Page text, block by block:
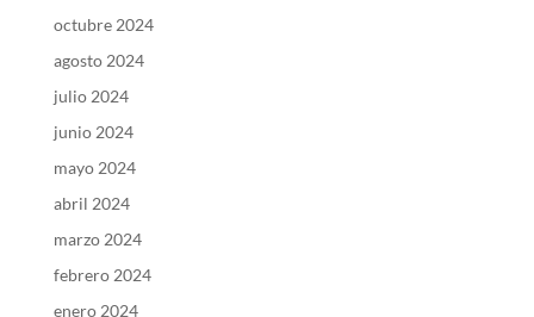
octubre 2024
agosto 2024
julio 2024
junio 2024
mayo 2024
abril 2024
marzo 2024
febrero 2024
enero 2024